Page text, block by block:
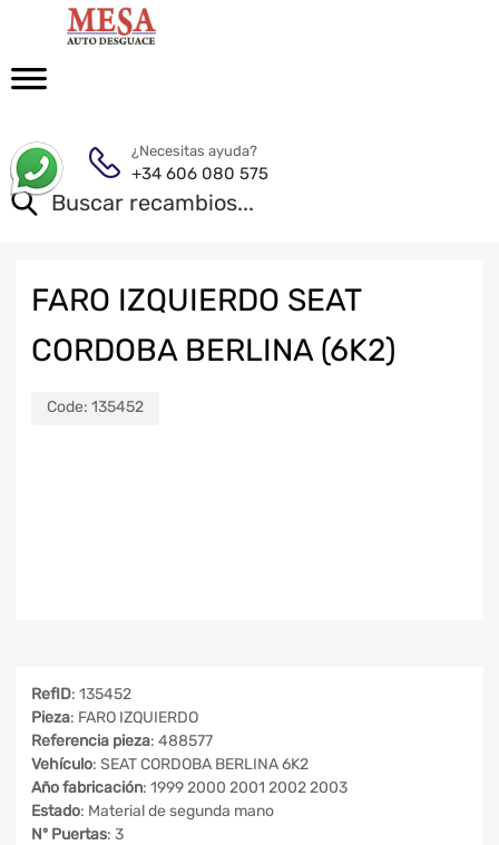
¿Necesitas ayuda?
+34 606 080 575
FARO IZQUIERDO SEAT
CORDOBA BERLINA (6K2)
Code: 135452
RefID: 135452
Pieza: FARO IZQUIERDO
Referencia pieza: 488577
Vehículo: SEAT CORDOBA BERLINA 6K2
Año fabricación: 1999 2000 2001 2002 2003
Estado: Material de segunda mano
Nº Puertas: 3